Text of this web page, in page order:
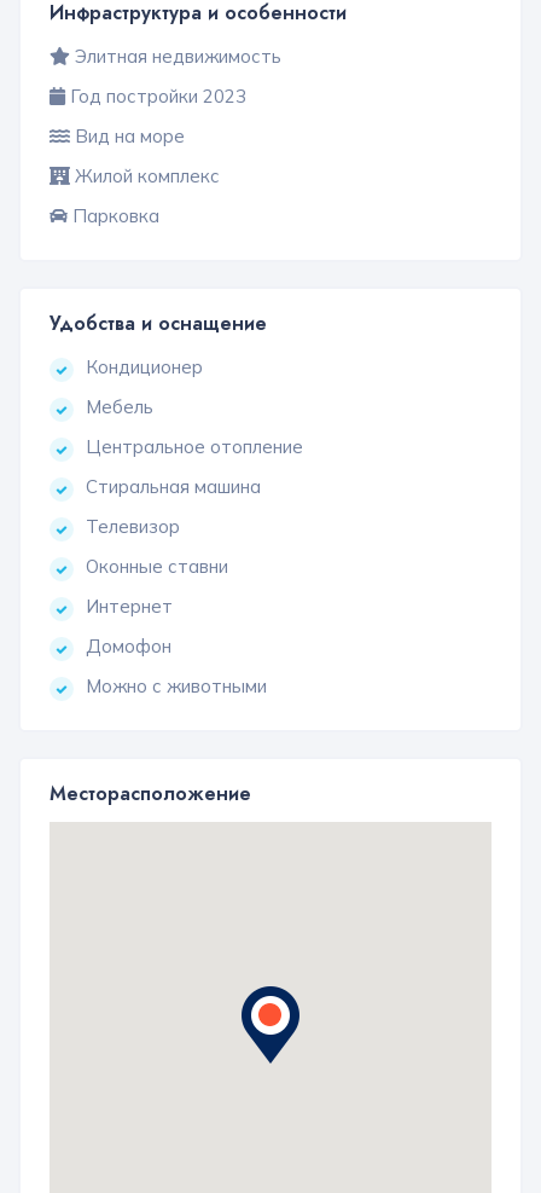
Инфраструктура и особенности
Элитная недвижимость
Год постройки 2023
Вид на море
Жилой комплекс
Парковка
Удобства и оснащение
Кондиционер
Мебель
Центральное отопление
Стиральная машина
Телевизор
Оконные ставни
Интернет
Домофон
Можно с животными
Месторасположение